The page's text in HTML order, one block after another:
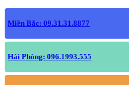
Miền Bắc: 09.31.31.8877
Hải Phòng: 096.1993.555